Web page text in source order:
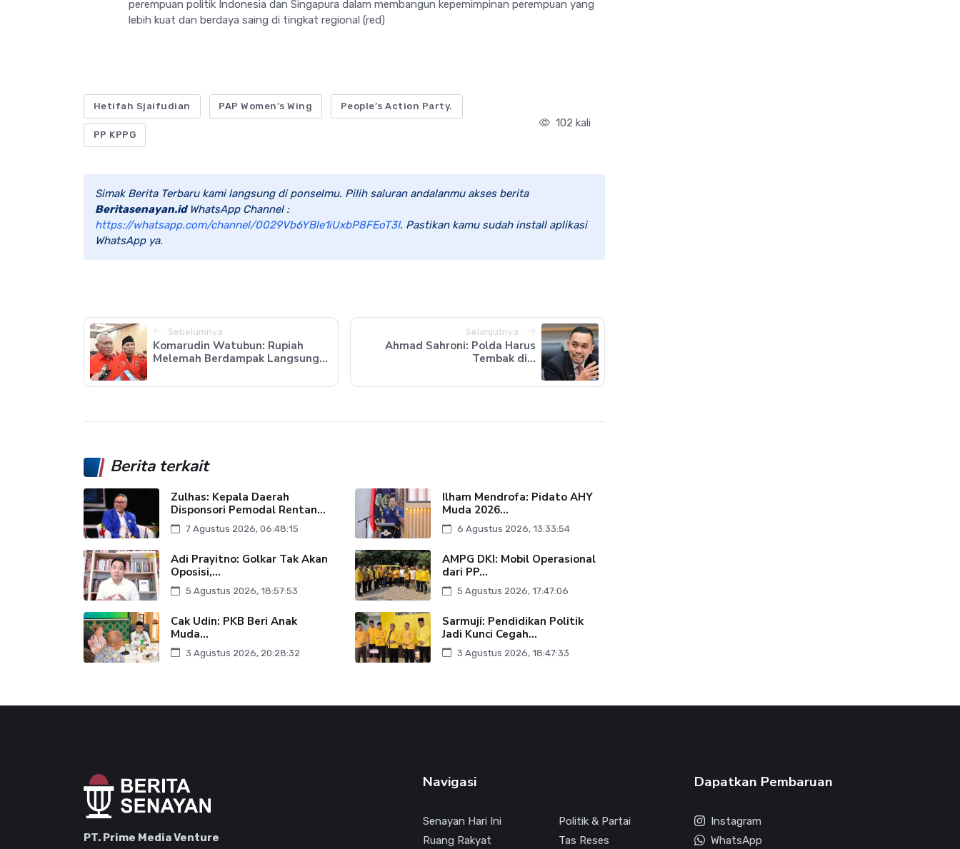
perempuan politik Indonesia dan Singapura dalam membangun kepemimpinan perempuan yang
lebih kuat dan berdaya saing di tingkat regional (red)
Hetifah Sjaifudian PAP Women’s Wing People’s Action Party.
PP KPPG
102 kali
Simak Berita Terbaru kami langsung di ponselmu. Pilih saluran andalanmu akses berita
Beritasenayan.idWhatsApp Channel :
https://whatsapp.com/channel/0029Vb6YBle1iUxbP8FEoT3I. Pastikan kamu sudah install aplikasi
WhatsApp ya.
Sebelumnya
Komarudin Watubun: Rupiah
Melemah Berdampak Langsung...
Selanjutnya
Ahmad Sahroni: Polda Harus
Tembak di...
Berita terkait
Zulhas: Kepala Daerah
Disponsori Pemodal Rentan...
7 Agustus 2026, 06:48:15
Ilham Mendrofa: Pidato AHY
Muda 2026...
6 Agustus 2026, 13:33:54
Adi Prayitno: Golkar Tak Akan
Oposisi,...
5 Agustus 2026, 18:57:53
AMPG DKI: Mobil Operasional
dari PP...
5 Agustus 2026, 17:47:06
Cak Udin: PKB Beri Anak
Muda...
3 Agustus 2026, 20:28:32
Sarmuji: Pendidikan Politik
Jadi Kunci Cegah...
3 Agustus 2026, 18:47:33
PT. Prime Media Venture
Navigasi
Senayan Hari Ini
Politik & Partai
Ruang Rakyat
Tas Reses
Dapatkan Pembaruan
Instagram
WhatsApp